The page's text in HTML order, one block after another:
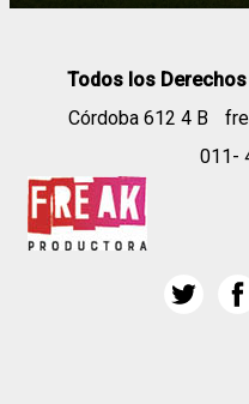
Todos los
Córdoba 612 4 B
011-